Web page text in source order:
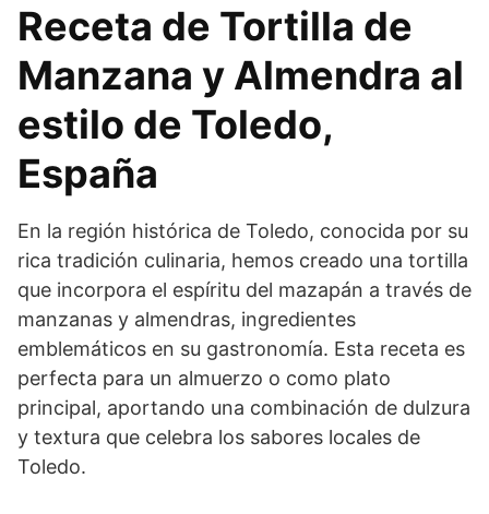
Receta de Tortilla de
Manzana y Almendra al
estilo de Toledo,
España
En la región histórica de Toledo, conocida por su
rica tradición culinaria, hemos creado una tortilla
que incorpora el espíritu del mazapán a través de
manzanas y almendras, ingredientes
emblemáticos en su gastronomía. Esta receta es
perfecta para un almuerzo o como plato
principal, aportando una combinación de dulzura
y textura que celebra los sabores locales de
Toledo.